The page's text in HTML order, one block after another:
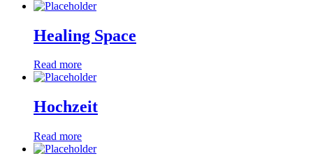
Healing Space
Read more
Hochzeit
Read more